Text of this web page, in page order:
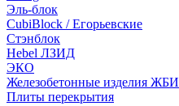
Эль-блок
CubiBlock / Егорьевские
Стэнблок
Hebel ЛЗИД
ЭКО
Железобетонные изделия ЖБИ
Плиты перекрытия